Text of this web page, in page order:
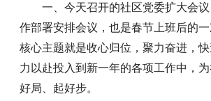
一、今天召开的社区党委扩大会议
作部署安排会议，也是春节上班后的
核心主题就是收心归位，聚力奋进，
力以赴投入到新一年的各项工作中，
好局、起好步。